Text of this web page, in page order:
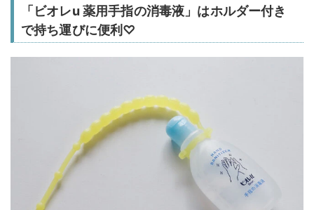
「ビオレu 薬用手指の消毒液」はホルダー付き
で持ち運びに便利♡